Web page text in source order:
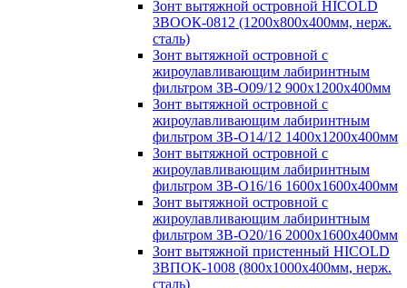
Зонт вытяжной островной HICOLD
ЗВООК-0812 (1200х800x400мм, нерж.
сталь)
Зонт вытяжной островной с
жироулавливающим лабиринтным
фильтром ЗВ-О09/12 900х1200х400мм
Зонт вытяжной островной с
жироулавливающим лабиринтным
фильтром ЗВ-О14/12 1400х1200х400мм
Зонт вытяжной островной с
жироулавливающим лабиринтным
фильтром ЗВ-О16/16 1600х1600х400мм
Зонт вытяжной островной с
жироулавливающим лабиринтным
фильтром ЗВ-О20/16 2000х1600х400мм
Зонт вытяжной пристенный HICOLD
ЗВПОК-1008 (800х1000х400мм, нерж.
сталь)